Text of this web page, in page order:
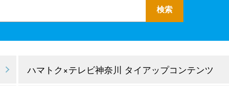
ハマトク×テレビ神奈川 タイアップコンテンツ